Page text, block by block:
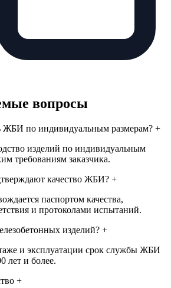
вопросы
ЖБИ по индивидуальным размерам? +
изделий по индивидуальным
требованиям заказчика.
качество ЖБИ? +
паспортом качества,
и протоколами испытаний.
изделий? +
и эксплуатации срок службы ЖБИ
лет и более.
+